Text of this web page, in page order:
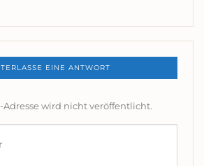
EINE ANTWORT
wird nicht veröffentlicht.